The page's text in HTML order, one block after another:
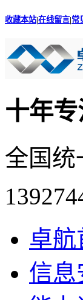
收藏本站|在线留言|常
十年
全国统
卓航
信息